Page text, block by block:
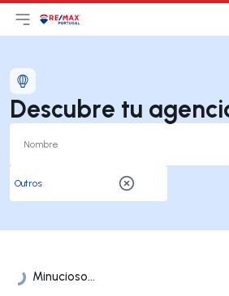
Abrir el menú principal
Logotipo
Descubre tu
Minucioso...